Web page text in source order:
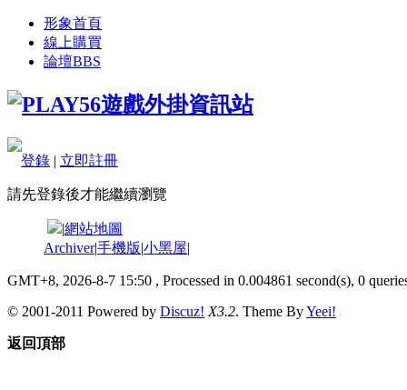
形象首頁
線上購買
論壇BBS
登錄 | 立即註冊
請先登錄後才能繼續瀏覽
|網站地圖
Archiver|手機版|小黑屋|
GMT+8, 2026-8-7 15:50 , Processed in 0.004861 second(s), 0
© 2001-2011 Powered by Discuz! X3.2. Theme ByYeei!
返回頂部